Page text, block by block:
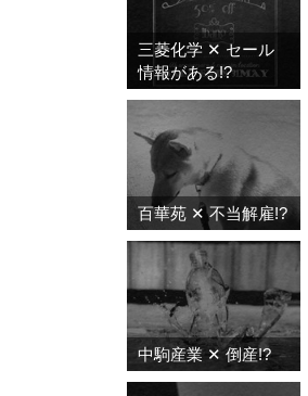
三菱化学 ✕ セール
情報がある!?
百華苑 ✕ 不当解雇!?
中駒産業 ✕ 倒産!?